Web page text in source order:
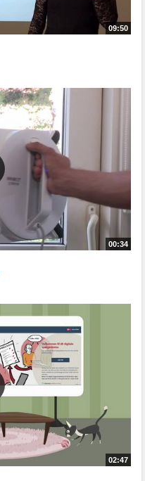
09:50
00:34
02:47